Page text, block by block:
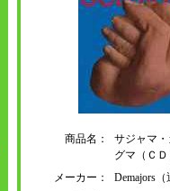
商品名：
サジャマ
グマ（ＣＤ
メーカー：
Demajors